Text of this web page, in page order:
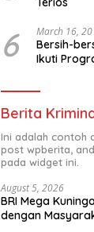
6 March 16,
Bersih-
Ikuti
Berita
Ini adalah contoh
post wpberita,
pada widget ini.
August 5, 2026
BRI Mega
dengan